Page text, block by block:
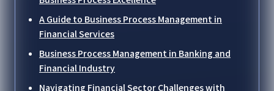
A Guide to Business Process Management in
Financial Services
Business Process Management in Banking and
Financial Industry
Navigating Financial Sector Challenges with